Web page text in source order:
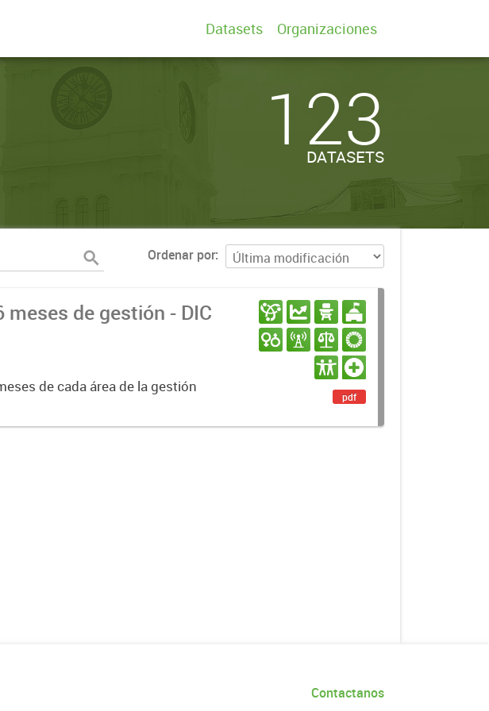
Datasets Organizaciones
123
DATASETS
Ordenar por
de gestión - DIC
de cada área de la gestión
pdf
Contactanos